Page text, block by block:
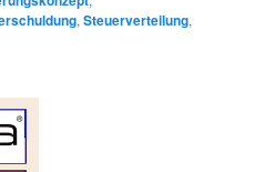
,Steuerverteilung,